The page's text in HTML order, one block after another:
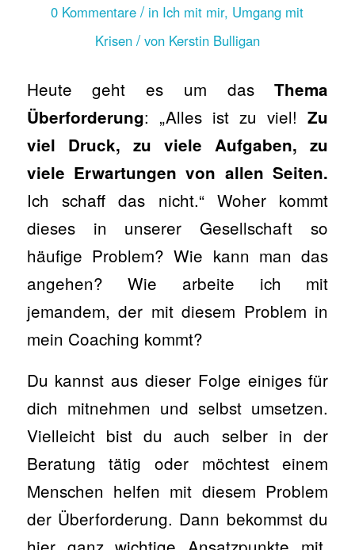
0 Kommentare / in Ich mit mir, Umgang mit
Krisen / von Kerstin Bulligan
Heute geht es um dasThema
Überforderung: „Alles ist zu viel!Zu
viel Druck, zu viele Aufgaben, zu
viele Erwartungen von allen Seiten.
Ich schaff das nicht.“ Woher kommt
dieses in unserer Gesellschaft so
häufige Problem? Wie kann man das
angehen? Wie arbeite ich mit
jemandem, der mit diesem Problem in
mein Coaching kommt?
Du kannst aus dieser Folge einiges für
dich mitnehmen und selbst umsetzen.
Vielleicht bist du auch selber in der
Beratung tätig oder möchtest einem
Menschen helfen mit diesem Problem
der Überforderung. Dann bekommst du